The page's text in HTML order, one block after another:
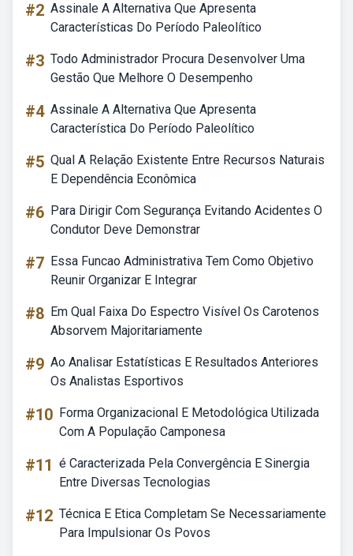
#2 Assinale A Alternativa Que Apresenta
Características Do Período Paleolítico
#3 Todo Administrador Procura Desenvolver Uma
Gestão Que Melhore O Desempenho
#4 Assinale A Alternativa Que Apresenta
Característica Do Período Paleolítico
#5 Qual A Relação Existente Entre Recursos Naturais
E Dependência Econômica
#6 Para Dirigir Com Segurança Evitando Acidentes O
Condutor Deve Demonstrar
#7 Essa Funcao Administrativa Tem Como Objetivo
Reunir Organizar E Integrar
#8 Em Qual Faixa Do Espectro Visível Os Carotenos
Absorvem Majoritariamente
#9 Ao Analisar Estatísticas E Resultados Anteriores
Os Analistas Esportivos
#10 Forma Organizacional E Metodológica Utilizada
Com A População Camponesa
#11 é Caracterizada Pela Convergência E Sinergia
Entre Diversas Tecnologias
#12 Técnica E Etica Completam Se Necessariamente
Para Impulsionar Os Povos